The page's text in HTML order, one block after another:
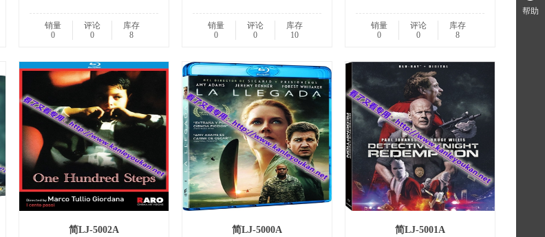
销量
0
评论
0
库存
8
销量
0
评论
0
库存
10
销量
0
评论
0
库存
8
简LJ-5002A 简LJ-5000A 简LJ-5001A
帮助